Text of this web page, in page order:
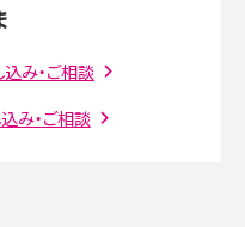
レる？バレるケースや撮り方も解
い時の対処法を解説
み・ご相談
み・ご相談